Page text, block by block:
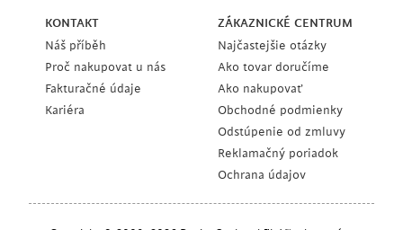
KONTAKT
Náš příběh
Proč nakupovat u nás
Fakturačné údaje
Kariéra
ZÁKAZNICKÉ CENTRUM
Najčastejšie otázky
Ako tovar doručíme
Ako nakupovať
Obchodné podmienky
Odstúpenie od zmluvy
Reklamačný poriadok
Ochrana údajov